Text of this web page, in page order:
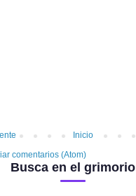
Inicio
comentarios (Atom)
Busca en el grimorio